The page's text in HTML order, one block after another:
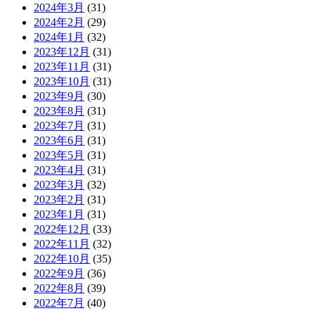
2024年3月 (31)
2024年2月 (29)
2024年1月 (32)
2023年12月 (31)
2023年11月 (31)
2023年10月 (31)
2023年9月 (30)
2023年8月 (31)
2023年7月 (31)
2023年6月 (31)
2023年5月 (31)
2023年4月 (31)
2023年3月 (32)
2023年2月 (31)
2023年1月 (31)
2022年12月 (33)
2022年11月 (32)
2022年10月 (35)
2022年9月 (36)
2022年8月 (39)
2022年7月 (40)